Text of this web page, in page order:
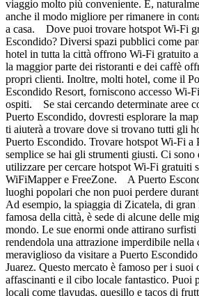
viaggio molto più conveniente. E,
anche il modo migliore per rimanere in
a casa. Dove puoi trovare hotspot Wi-Fi
Escondido? Diversi spazi pubblici come
hotel in tutta la città offrono Wi-Fi gratuito
la maggior parte dei ristoranti e dei caffè
propri clienti. Inoltre, molti hotel, come il
Escondido Resort, forniscono accesso Wi-
ospiti. Se stai cercando determinate aree
Puerto Escondido, dovresti esplorare la
ti aiuterà a trovare dove si trovano tutti gli
Puerto Escondido. Trovare hotspot Wi-Fi a
semplice se hai gli strumenti giusti. Ci sono
utilizzare per cercare hotspot Wi-Fi gratuiti
WiFiMapper e FreeZone. A Puerto
luoghi popolari che non puoi perdere
Ad esempio, la spiaggia di Zicatela, di
famosa della città, è sede di alcune delle
mondo. Le sue enormi onde attirano
rendendola una attrazione imperdibile
meraviglioso da visitare a Puerto
Juarez. Questo mercato è famoso per i
affascinanti e il cibo locale fantastico. Puoi
locali come tlayudas, quesillo e tacos di